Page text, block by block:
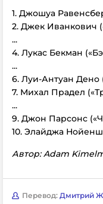
1. Джошуа
2. Джек Иванкович
...
4. Лукас Бекман
...
6. Луи-Антуан Дено
7. Михал Прадел
...
9. Джон Парсонс
10. Элайджа
Автор: Adam
Перевод: Дмитрий